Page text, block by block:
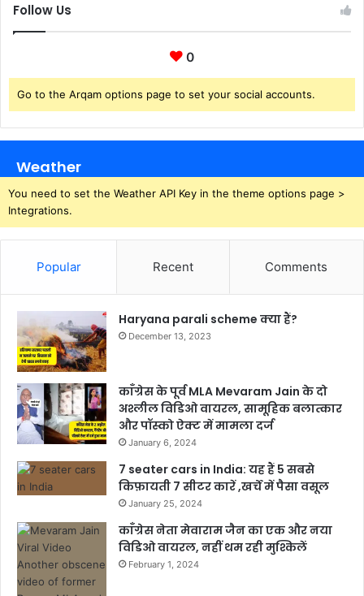
Follow Us
0
Go to the Arqam options page to set your social accounts.
Weather
You need to set the Weather API Key in the theme options page >
Integrations.
Popular Recent Comments
Haryana parali scheme क्या हैं?
December 13, 2023
काँग्रेस के पूर्व MLA Mevaram Jain के दो
अश्लील विडिओ वायरल, सामूहिक बलात्कार
और पॉस्को ऐक्ट में मामला दर्ज
January 6, 2024
7 seater cars in India: यह हैं 5 सबसे
किफ़ायती 7 सीटर कारें ,खर्चें में पैसा वसूल
January 25, 2024
काँग्रेस नेता मेवाराम जैन का एक और नया
विडिओ वायरल, नहीं थम रही मुश्किलें
February 1, 2024